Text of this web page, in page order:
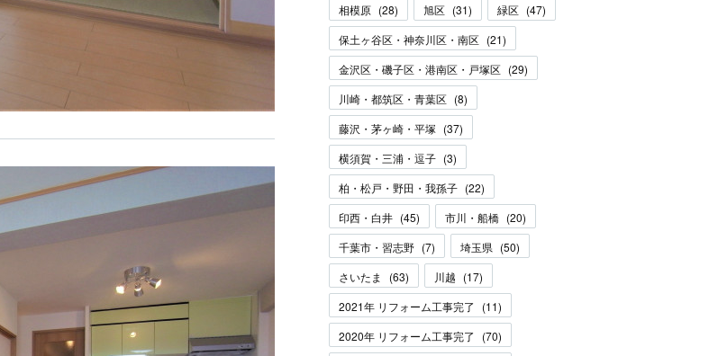
相模原 (28) 旭区 (31) 緑区 (47)
保土ヶ谷区・神奈川区・南区 (21)
金沢区・磯子区・港南区・戸塚区 (29)
川崎・都筑区・青葉区 (8)
藤沢・茅ヶ崎・平塚 (37)
横須賀・三浦・逗子 (3)
柏・松戸・野田・我孫子 (22)
印西・白井 (45) 市川・船橋 (20)
千葉市・習志野 (7) 埼玉県 (50)
さいたま
(63) 川越 (17)
2021年 リフォーム工事完了
(11)
2020年 リフォーム工事完了
(70)